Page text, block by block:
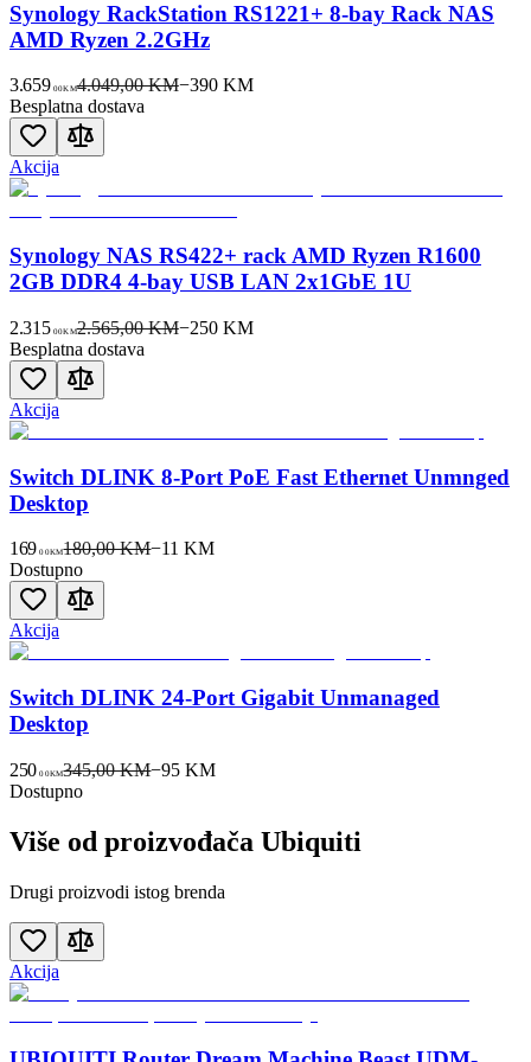
Synology RackStation RS1221+ 8-bay Rack NAS
AMD Ryzen 2.2GHz
3.659 00KM4.049,00 KM−390KM
Besplatna dostava
Akcija
Synology NAS RS422+ rack AMD Ryzen R1600
2GB DDR4 4-bay USB LAN 2x1GbE 1U
2.315 00KM2.565,00 KM−250KM
Besplatna dostava
Akcija
Switch DLINK 8-Port PoE Fast Ethernet Unmnged
Desktop
169 00KM180,00 KM−11 KM
Dostupno
Akcija
Switch DLINK 24-Port Gigabit Unmanaged
Desktop
250 00KM345,00 KM−95 KM
Dostupno
Više od proizvođača Ubiquiti
Drugi proizvodi istog brenda
Akcija